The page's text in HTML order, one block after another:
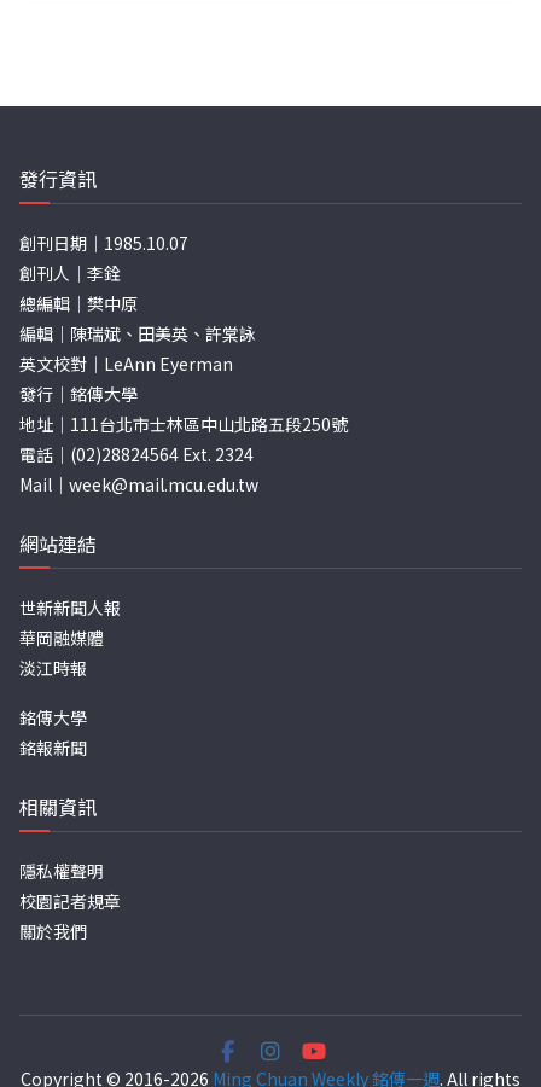
發行資訊
創刊日期｜1985.10.07
創刊人｜李銓
總編輯｜樊中原
編輯｜陳瑞斌、田美英、許棠詠
英文校對｜LeAnn Eyerman
發行｜銘傳大學
地址｜111台北市士林區中山北路五段250號
電話｜(02)28824564 Ext. 2324
Mail｜ week@mail.mcu.edu.tw
網站連結
世新新聞人報
華岡融媒體
淡江時報
銘傳大學
銘報新聞
相關資訊
隱私權聲明
校園記者規章
關於我們
Copyright © 2016-2026 Ming Chuan Weekly 銘傳一週. All rights